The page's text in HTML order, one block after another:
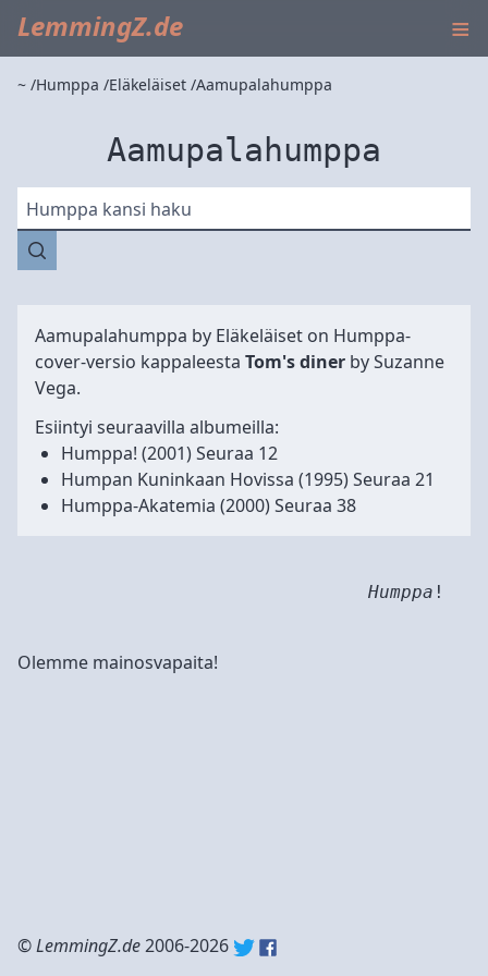
LemmingZ.de ≡
~ Humppa Eläkeläiset Aamupalahumppa
Aamupalahumppa
Humppa kansi haku
Aamupalahumppa by Eläkeläiset on Humppa-
cover-versio kappaleesta Tom's diner by Suzanne
Vega.
Esiintyi seuraavilla albumeilla:
Humppa! (2001) Seuraa 12
Humpan Kuninkaan Hovissa (1995) Seuraa 21
Humppa-Akatemia (2000) Seuraa 38
Humppa !
Olemme mainosvapaita!
©LemmingZ.de2006-2026